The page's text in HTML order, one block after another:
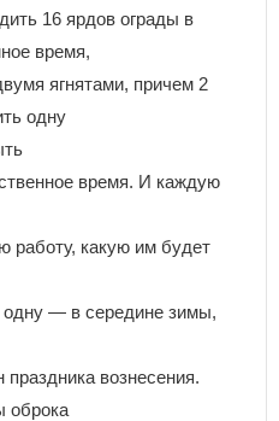
16 ярдов ограды в
время,
ягнятами, причем 2
одну
время. И каждую
работу, какую им будет
одну — в середине зимы,
вознесения.
оброка